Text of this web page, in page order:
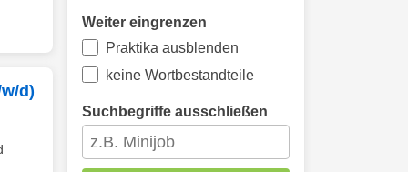
d)
Weiter eingrenzen
Praktika ausblenden
keine Wortbestandteile
Suchbegriffe ausschließen